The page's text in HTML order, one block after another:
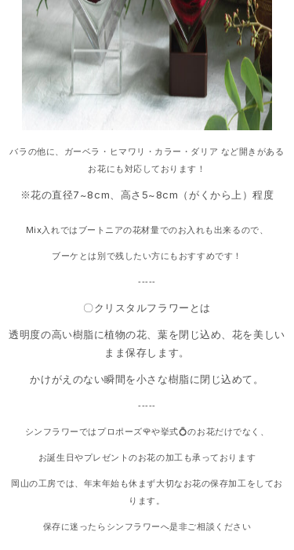
バラの他に、ガーベラ・ヒマワリ・カラー・ダリア など開きがある
お花にも対応しております！
※花の直径7~8cm、高さ5~8cm（がくから上）程度
Mix入れではブートニアの花材量でのお入れも出来るので、
ブーケとは別で残したい方にもおすすめです！
‐‐‐‐‐
〇クリスタルフラワーとは
透明度の高い樹脂に植物の花、葉を閉じ込め、花を美しい
まま保存します。
かけがえのない瞬間を小さな樹脂に閉じ込めて。
‐‐‐‐‐
シンフラワーではプロポーズ🌹や挙式💍のお花だけでなく、
お誕生日やプレゼントのお花の加工も承っております
岡山の工房では、年末年始も休まず大切なお花の保存加工をしてお
ります。
保存に迷ったらシンフラワーへ是非ご相談ください